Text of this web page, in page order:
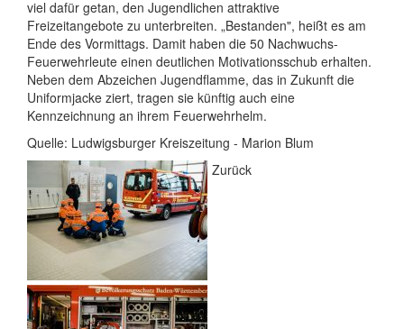
viel dafür getan, den Jugendlichen attraktive
Freizeitangebote zu unterbreiten. „Bestanden", heißt es am
Ende des Vormittags. Damit haben die 50 Nachwuchs-
Feuerwehrleute einen deutlichen Motivationsschub erhalten.
Neben dem Abzeichen Jugendflamme, das in Zukunft die
Uniformjacke ziert, tragen sie künftig auch eine
Kennzeichnung an ihrem Feuerwehrhelm.
Quelle: Ludwigsburger Kreiszeitung - Marion Blum
Zurück